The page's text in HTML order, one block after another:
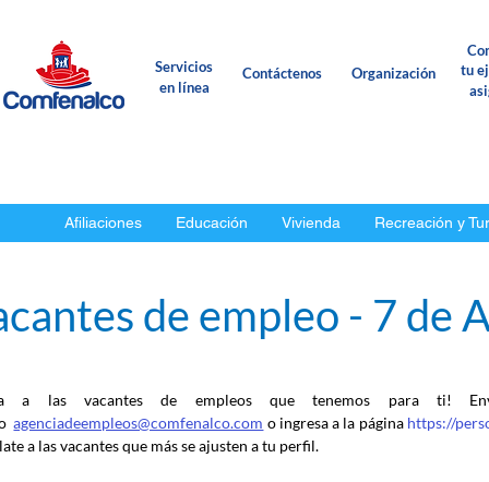
Servicios
en línea
Contáctenos Organización
tu
Afiliaciones Educación Vivienda Recreación y
de empleo - 7 de
a las vacantes de empleos que tenemos para ti!
agenciadeempleos@comfenalco.com o ingresa a la página https://
a las vacantes que más se ajusten a tu perfil.